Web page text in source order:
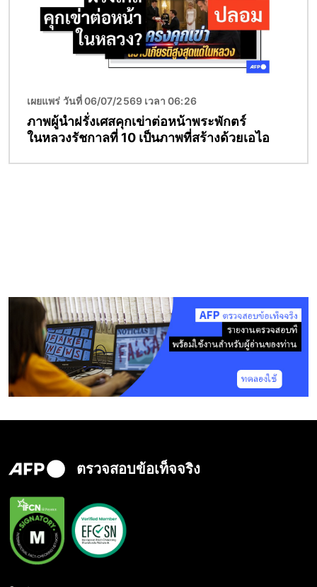
เผยแพร่ วันที่ 06/07/2569 เวลา 06:26
ภาพผู้นำฝรั่งเศสคุกเข่าต่อหน้าพระพักตร์
ในหลวงรัชกาลที่ 10 เป็นภาพที่สร้างด้วยเอไอ
ตรวจสอบข้อเท็จจริง